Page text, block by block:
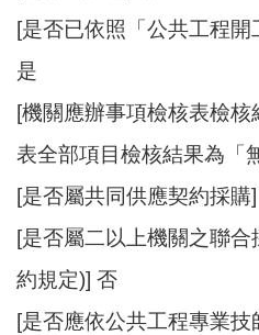
[是否已依照「公共工程
是
[機關應辦事項檢核表檢
表全部項目檢核結果為「
[是否屬共同供應契約採購
[是否屬二以上機關之聯
約規定)] 否
[是否應依公共工程專業